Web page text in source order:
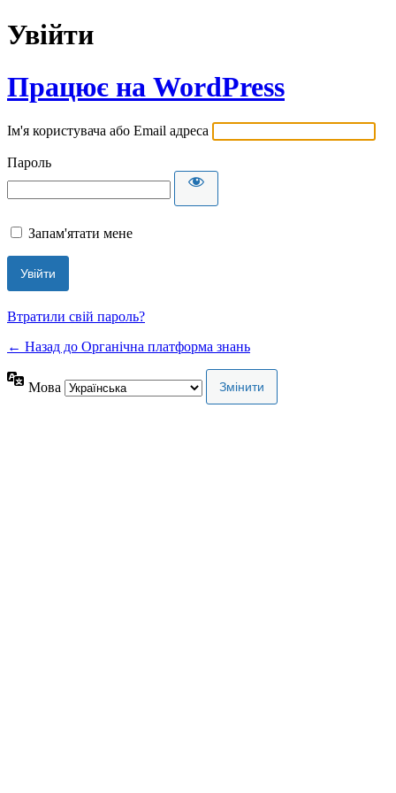
Увійти
Працює на WordPress
Ім'я користувача або Email адреса
Пароль
Запам'ятати мене
Втратили свій пароль?
← Назад до Органічна платформа знань
Мова